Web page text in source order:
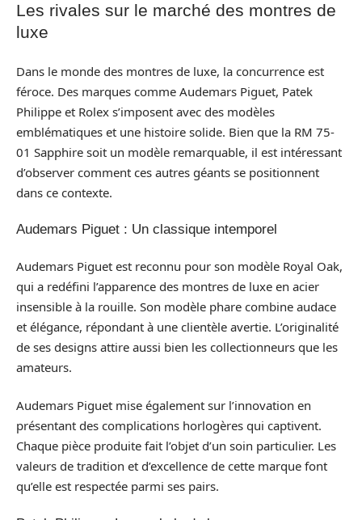
Les rivales sur le marché des montres de
luxe
Dans le monde des montres de luxe, la concurrence est
féroce. Des marques comme Audemars Piguet, Patek
Philippe et Rolex s’imposent avec des modèles
emblématiques et une histoire solide. Bien que la RM 75-
01 Sapphire soit un modèle remarquable, il est intéressant
d’observer comment ces autres géants se positionnent
dans ce contexte.
Audemars Piguet : Un classique intemporel
Audemars Piguet est reconnu pour son modèle Royal Oak,
qui a redéfini l’apparence des montres de luxe en acier
insensible à la rouille. Son modèle phare combine audace
et élégance, répondant à une clientèle avertie. L’originalité
de ses designs attire aussi bien les collectionneurs que les
amateurs.
Audemars Piguet mise également sur l’innovation en
présentant des complications horlogères qui captivent.
Chaque pièce produite fait l’objet d’un soin particulier. Les
valeurs de tradition et d’excellence de cette marque font
qu’elle est respectée parmi ses pairs.